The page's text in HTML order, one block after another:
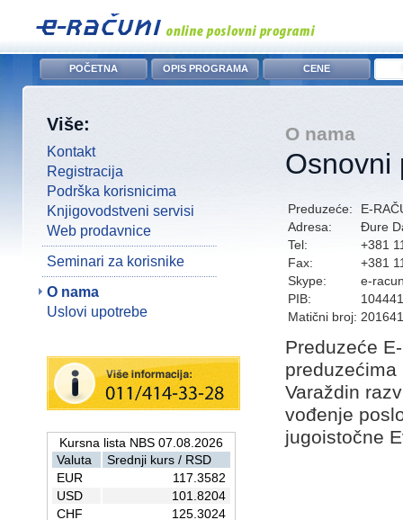
POČETNA OPIS PROGRAMA CENE
Više:
Kontakt
Registracija
Podrška korisnicima
Knjigovodstveni servisi
Web prodavnice
Seminari za korisnike
O nama
Uslovi upotrebe
Kursna lista NBS 07.08.2026
Valuta
Srednji kurs / RSD
EUR
117.3582
USD
101.8204
CHF
125.3024
O nama
Osnovni
Preduzeće:
E-
Adresa:
Đure
Tel:
+381
Fax:
+381
Skype:
e-
PIB:
Matični broj:
Preduzeće
preduzećima
Varaždin
vođenje
jugoistočne